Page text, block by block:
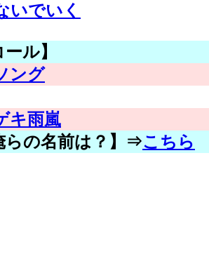
いでいく
ル】
ング
キ雨嵐
らの名前は？】⇒こちら